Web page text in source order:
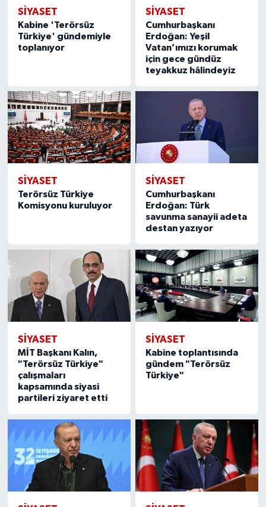
SIYASET
Kabine 'Terörsüz
Türkiye' gündemiyle
toplanıyor
SIYASET
Cumhurbaşkanı
Erdoğan: Yeşil
Vatan’ımızı korumak
için gece gündüz
teyakkuz hâlindeyiz
SIYASET
Terörsüz Türkiye
Komisyonu kuruluyor
SIYASET
Cumhurbaşkanı
Erdoğan: Türk
savunma sanayii adeta
destan yazıyor
SIYASET
MİT Başkanı Kalın,
"Terörsüz Türkiye"
çalışmaları
kapsamında siyasi
partileri ziyaret etti
SIYASET
Kabine toplantısında
gündem "Terörsüz
Türkiye"